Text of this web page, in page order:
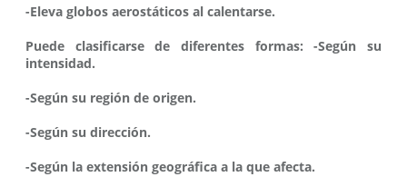
-Eleva globos aerostáticos al calentarse.
Puede clasificarse de diferentes formas: -Según su
intensidad.
-Según su región de origen.
-Según su dirección.
-Según la extensión geográfica a la que afecta.